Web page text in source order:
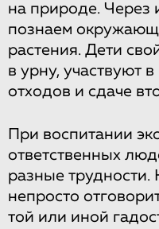
на природе. Через
познаем
растения. Дети
в урну, участвуют
отходов и сдаче
При воспитании
ответственных
разные
непросто
той или иной